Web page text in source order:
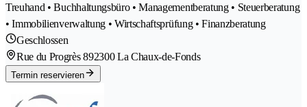
Treuhand • Buchhaltungsbüro • Managementberatung • Steuerberatung
• Immobilienverwaltung • Wirtschaftsprüfung • Finanzberatung
Geschlossen
Rue du Progrès 892300 La Chaux-de-Fonds
Termin reservieren